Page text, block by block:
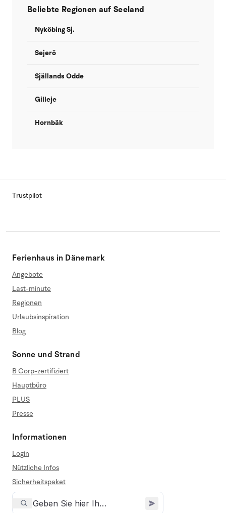
Beliebte Regionen auf Seeland
Nyköbing Sj.
Sejerö
Själlands Odde
Gilleje
Hornbäk
Trustpilot
Ferienhaus in Dänemark
Angebote
Last-minute
Regionen
Urlaubsinspiration
Blog
Sonne und Strand
B Corp-zertifiziert
Hauptbüro
PLUS
Presse
Informationen
Login
Nützliche Infos
Sicherheitspaket